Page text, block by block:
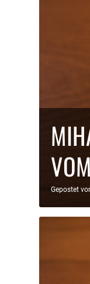
Gepostet